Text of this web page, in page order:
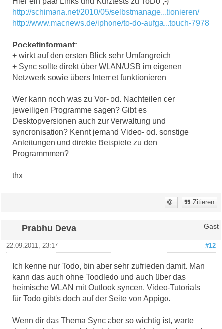
http://schimana.net/2010/05/selbstmanage...tionieren/
http://www.macnews.de/iphone/to-do-aufga...touch-7978
Pocketinformant:
+ wirkt auf den ersten Blick sehr Umfangreich
+ Sync sollte direkt über WLAN/USB im eigenen
Netzwerk sowie übers Internet funktionieren
Wer kann noch was zu Vor- od. Nachteilen der
jeweiligen Programme sagen? Gibt es
Desktopversionen auch zur Verwaltung und
syncronisation? Kennt jemand Video- od. sonstige
Anleitungen und direkte Beispiele zu den
Programmmen?
thx
Zitieren
Prabhu Deva Gast
#12
22.09.2011, 23:17
Ich kenne nur Todo, bin aber sehr zufrieden damit. Man
kann das auch ohne Toodledo und auch über das
heimische WLAN mit Outlook syncen. Video-Tutorials
für Todo gibt's doch auf der Seite von Appigo.
Wenn dir das Thema Sync aber so wichtig ist, warte